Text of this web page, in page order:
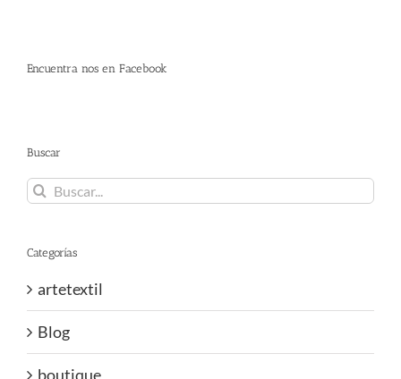
Encuentra nos en Facebook
Buscar
Buscar:
Categorías
artetextil
Blog
boutique